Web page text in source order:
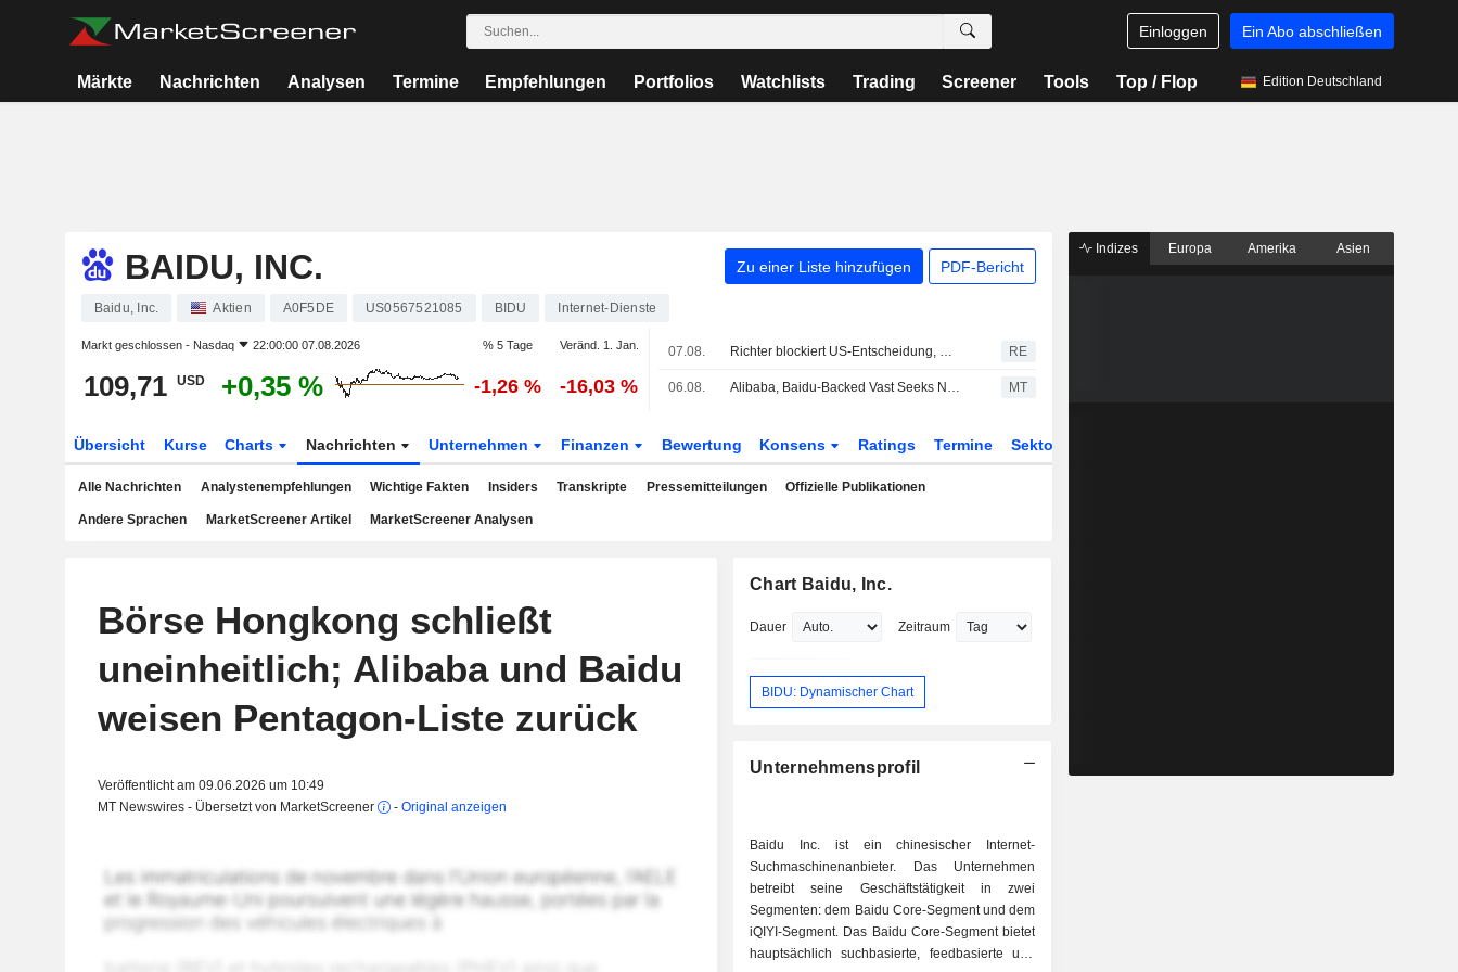
Einloggen Ein Abo abschließen
Märkte Nachrichten Analysen Termine Empfehlungen Portfolios Watchlists Trading Screener Tools Top / Flop Edition Deutschland
BAIDU, INC. Zu einer Liste hinzufügen PDF-Bericht
Baidu, Inc. Aktien A0F5DE US0567521085 BIDU Internet-Dienste
Markt geschlossen - Nasdaq 22:00:00 07.08.2026 % 5 Tage Veränd. 1. Jan.
109,71 USD +0,35 % -1,26 % -16,03 %
07.08. Richter blockiert US-Entscheidung, WuXi auf Liste von Firmen mit Verbindungen zum chinesischen Militär zu setzen RE
06.08. Alibaba, Baidu-Backed Vast Seeks New Capital at Nearly $2 Billion Valuation MT
Übersicht Kurse Charts Nachrichten Unternehmen Finanzen Bewertung Konsens Ratings Termine Sektor
Alle Nachrichten Analystenempfehlungen Wichtige Fakten Insiders Transkripte Pressemitteilungen Offizielle Publikationen
Andere Sprachen MarketScreener Artikel MarketScreener Analysen
Börse Hongkong schließt
uneinheitlich; Alibaba und Baidu
weisen Pentagon-Liste zurück
Veröffentlicht am 09.06.2026 um 10:49
MT Newswires - Übersetzt von MarketScreener
- Original anzeigen
Chart Baidu, Inc.
Dauer Zeitraum
BIDU: Dynamischer Chart
Unternehmensprofil
Baidu Inc. ist ein chinesischer Internet-
Suchmaschinenanbieter. Das Unternehmen
betreibt seine Geschäftstätigkeit in zwei
Segmenten: dem Baidu Core-Segment und dem
iQIYI-Segment. Das Baidu Core-Segment bietet
hauptsächlich suchbasierte, feedbasierte und
Indizes Europa Amerika Asien